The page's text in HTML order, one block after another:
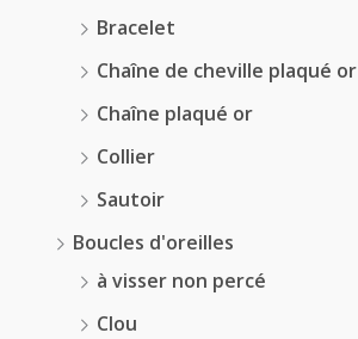
Bracelet
Chaîne de cheville plaqué or
Chaîne plaqué or
Collier
Sautoir
Boucles d'oreilles
à visser non percé
Clou